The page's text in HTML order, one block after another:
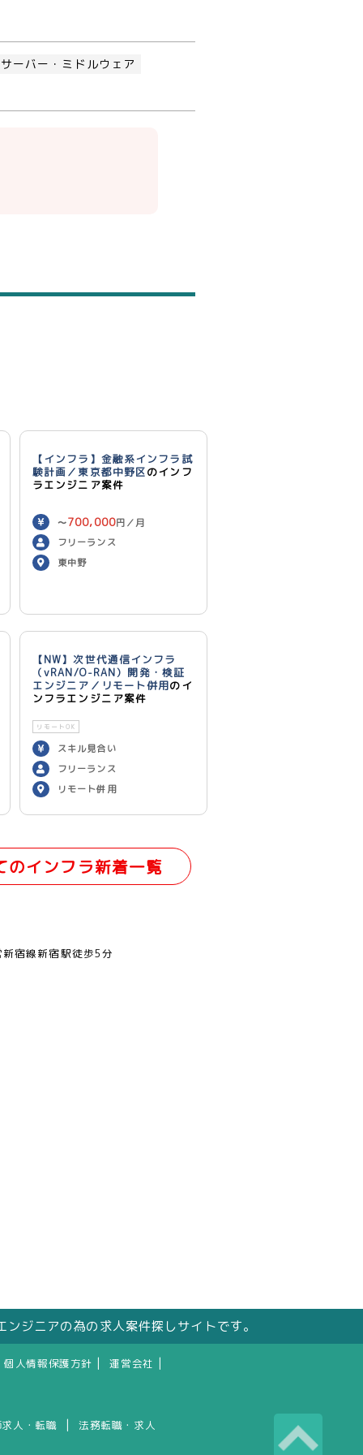
サーバー・ミドルウェア
【インフラ】金融系インフラ試
験計画／東京都中野区のインフ
ラエンジニア案件
〜700,000円／月
フリーランス
東中野
【NW】次世代通信インフラ
（vRAN/O-RAN）開発・検証
エンジニア／リモート併用のイ
ンフラエンジニア案件
リモートOK
スキル見合い
フリーランス
リモート併用
のインフラ新着一覧
新宿線新宿駅徒歩5分
ジニアの為の求人案件探しサイトです。
個人情報保護方針 運営会社
人・転職 法務転職・求人